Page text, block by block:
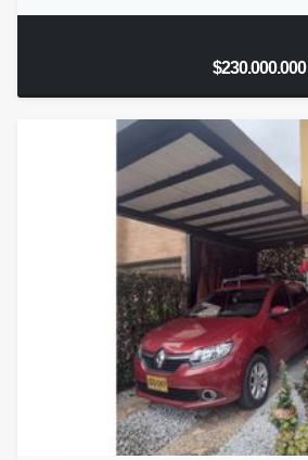
$230.000.000